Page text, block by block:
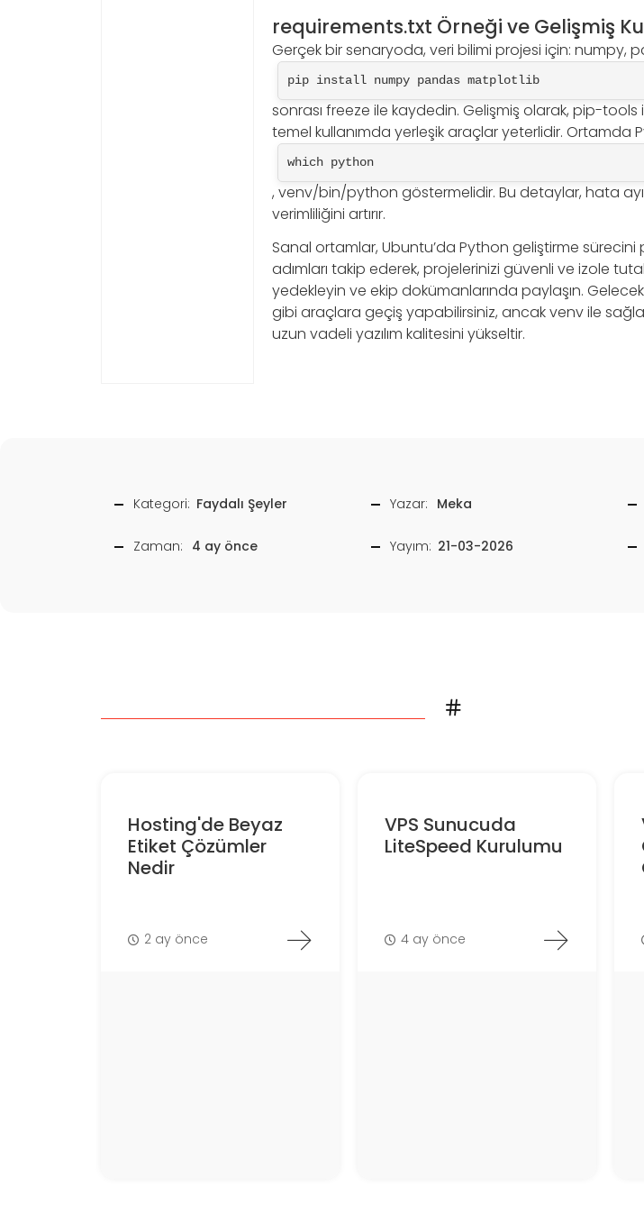
requirements.txt Örneği ve Gelişmiş
Gerçek bir senaryoda, veri bilimi projesi için: numpy,
pip install numpy pandas matplotlib
sonrası freeze ile kaydedin. Gelişmiş olarak, pip-tools
temel kullanımda yerleşik araçlar yeterlidir. Ortamda
which python
, venv/bin/python göstermelidir. Bu detaylar, hata
verimliliğini artırır.
Sanal ortamlar, Ubuntu’da Python geliştirme sürecini
adımları takip ederek, projelerinizi güvenli ve izole
yedekleyin ve ekip dokümanlarında paylaşın.
gibi araçlara geçiş yapabilirsiniz, ancak venv ile
uzun vadeli yazılım kalitesini yükseltir.
Kategori: Faydalı Şeyler Yazar: Meka
Zaman: 4 ay önce Yayım: 21-03-2026
Hosting'de Beyaz
Etiket Çözümler
Nedir
2 ay önce
VPS Sunucuda
LiteSpeed Kurulumu
4 ay önce